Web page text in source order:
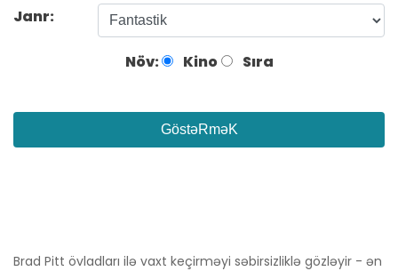
Janr:
Növ: Kino Sıra
GöstəRməK
Brad Pitt övladları ilə vaxt keçirməyi səbirsizliklə gözləyir - ən